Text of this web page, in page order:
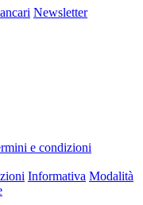
Newsletter
e condizioni
Informativa Modalità